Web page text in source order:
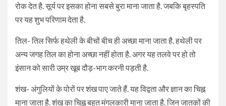
रोक देत है. सूर्य पर इसका होना सबसे बुरा माना जाता है. जबकि बृहस्पति
पर यह शुभ परिणाम देता है.
तिल- तिल सिर्फ हथेली के बीचों बीच ही अच्छा माना जाता है. हथेली पर
अन्य जगह तिल का होना अच्छा नहीं होता है. अगर यह तलवे पर हो तो
इंसान को सारी उम्र खूब दौड़-भाग करनी पड़ती है.
शंख- अंगुलियों के पोरों पर शंख पाए जाते हैं. यह विद्वता और ज्ञान का चिह्न
माना जाता है. शंख का चिह्न बहुत मंगलकारी माना जाता है. जिन जातकों की